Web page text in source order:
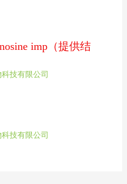
imp（提供结
技有限公司
技有限公司